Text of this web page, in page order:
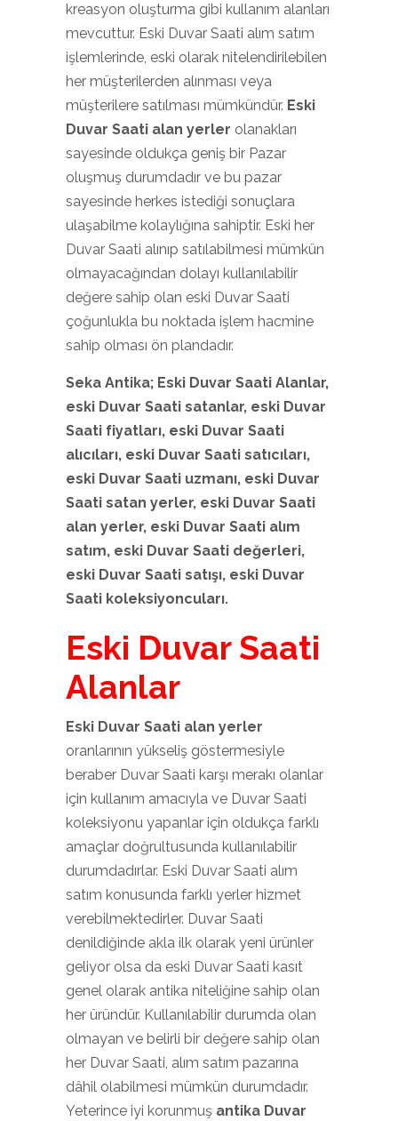
kreasyon oluşturma gibi kullanım alanları
mevcuttur. Eski Duvar Saati alım satım
işlemlerinde, eski olarak nitelendirilebilen
her müşterilerden alınması veya
müşterilere satılması mümkündür. Eski
Duvar Saati alan yerler olanakları
sayesinde oldukça geniş bir Pazar
oluşmuş durumdadır ve bu pazar
sayesinde herkes istediği sonuçlara
ulaşabilme kolaylığına sahiptir. Eski her
Duvar Saati alınıp satılabilmesi mümkün
olmayacağından dolayı kullanılabilir
değere sahip olan eski Duvar Saati
çoğunlukla bu noktada işlem hacmine
sahip olması ön plandadır.
Seka Antika; Eski Duvar Saati Alanlar,
eski Duvar Saati satanlar, eski Duvar
Saati fiyatları, eski Duvar Saati
alıcıları, eski Duvar Saati satıcıları,
eski Duvar Saati uzmanı, eski Duvar
Saati satan yerler, eski Duvar Saati
alan yerler, eski Duvar Saati alım
satım, eski Duvar Saati değerleri,
eski Duvar Saati satışı, eski Duvar
Saati koleksiyoncuları.
Eski Duvar Saati
Alanlar
Eski Duvar Saati alan yerler
oranlarının yükseliş göstermesiyle
beraber Duvar Saati karşı merakı olanlar
için kullanım amacıyla ve Duvar Saati
koleksiyonu yapanlar için oldukça farklı
amaçlar doğrultusunda kullanılabilir
durumdadırlar. Eski Duvar Saati alım
satım konusunda farklı yerler hizmet
verebilmektedirler. Duvar Saati
denildiğinde akla ilk olarak yeni ürünler
geliyor olsa da eski Duvar Saati kasıt
genel olarak antika niteliğine sahip olan
her üründür. Kullanılabilir durumda olan
olmayan ve belirli bir değere sahip olan
her Duvar Saati, alım satım pazarına
dâhil olabilmesi mümkün durumdadır.
Yeterince iyi korunmuş antika Duvar